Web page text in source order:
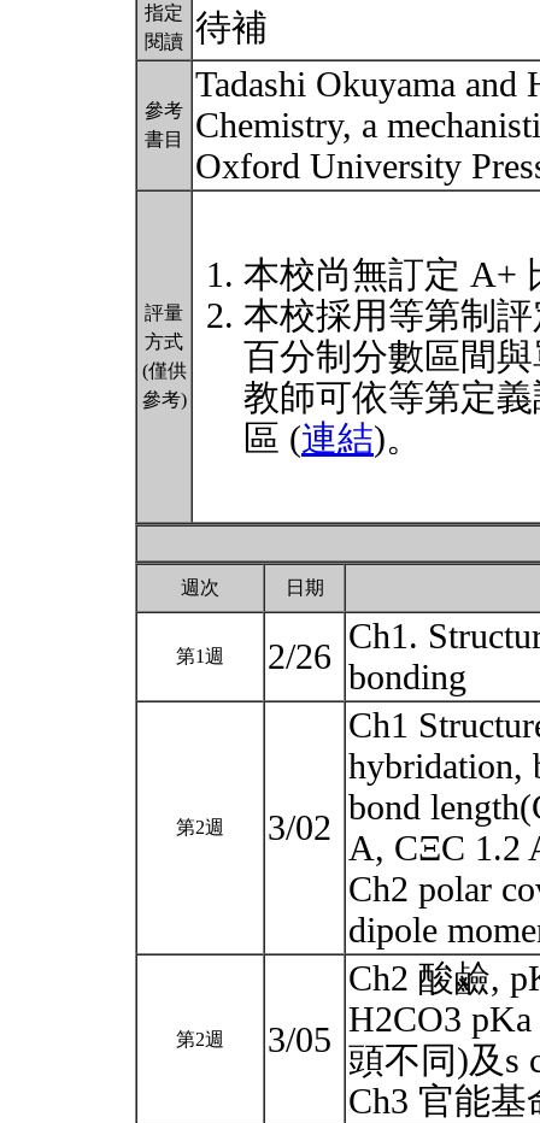
指定
閱讀 待補
參考
書目
Tadashi Okuyama
Chemistry, a
Oxford University
評量
方式
(僅供
參考)
本校尚無訂定 A+
本校採用等第制
百分制分數區間
教師可依等第定
區 (連結)。
週次 日期
第1週 2/26 Ch1.
bonding
第2週 3/02
Ch1
hybridation,
bond
A, CΞC 1.2
Ch2 polar
dipole
第2週 3/05
Ch2 酸鹼,
H2CO3
頭不同)及s
Ch3 官能